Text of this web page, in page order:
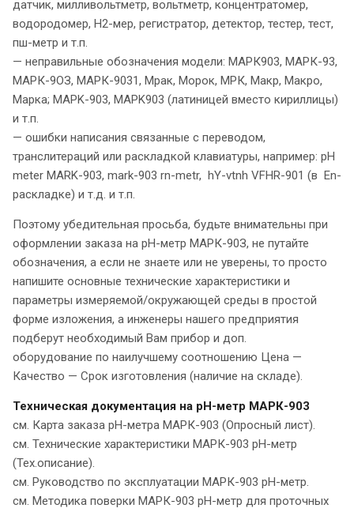
датчик, милливольтметр, вольтметр, концентратомер,
водородомер, Н2-мер, регистратор, детектор, тестер, тест,
пш-метр и т.п.
— неправильные обозначения модели: МАРК903, МАРК-93,
МАРК-9ОЗ, МАРК-9031, Мрак, Морок, МРК, Макр, Макро,
Марка; MAPK-903, MAPK903 (латиницей вместо кириллицы)
и т.п.
— ошибки написания связанные с переводом,
транслитераций или раскладкой клавиатуры, например: pH
meter MARK-903, mark-903 rn-metr, hY-vtnh VFHR-901 (в En-
раскладке) и т.д. и т.п.
Поэтому убедительная просьба, будьте внимательны при
оформлении заказа на pH-метр МАРК-90З, не путайте
обозначения, а если не знаете или не уверены, то просто
напишите основные технические характеристики и
параметры измеряемой/окружающей среды в простой
форме изложения, а инженеры нашего предприятия
подберут необходимый Вам прибор и доп.
оборудование по наилучшему соотношению Цена —
Качество — Срок изготовления (наличие на складе).
Техническая документация на рН-метр МАРК-903
см. Карта заказа рН-метра МАРК-903 (Опросный лист).
см. Технические характеристики МАРК-903 рН-метр
(Тех.описание).
см. Руководство по эксплуатации МАРК-903 pH-метр.
см. Методика поверки МАРК-903 pH-метр для проточных